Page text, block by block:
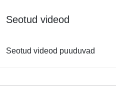
Seotud videod
Seotud videod puuduvad